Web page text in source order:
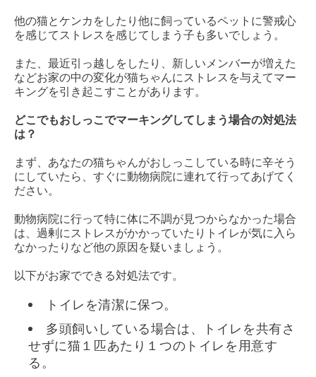
他の猫とケンカをしたり他に飼っているペットに警戒心
を感じてストレスを感じてしまう子も多いでしょう。
また、最近引っ越しをしたり、新しいメンバーが増えた
などお家の中の変化が猫ちゃんにストレスを与えてマー
キングを引き起こすことがあります。
どこでもおしっこでマーキングしてしまう場合の対処法
は？
まず、あなたの猫ちゃんがおしっこしている時に辛そう
にしていたら、すぐに動物病院に連れて行ってあげてく
ださい。
動物病院に行って特に体に不調が見つからなかった場合
は、過剰にストレスがかかっていたりトイレが気に入ら
なかったりなど他の原因を疑いましょう。
以下がお家でできる対処法です。
トイレを清潔に保つ。
多頭飼いしている場合は、トイレを共有さ
せずに猫１匹あたり１つのトイレを用意す
る。